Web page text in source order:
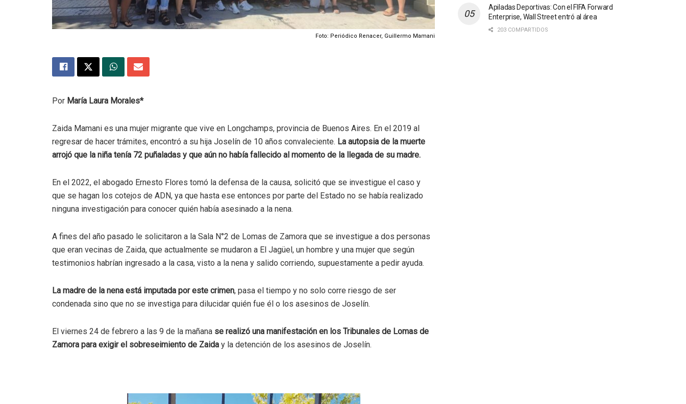
Foto: Periódico Renacer, Guillermo Mamani
Por María Laura Morales*
Zaida Mamani es una mujer migrante que vive en Longchamps, provincia de Buenos Aires. En el 2019 al
regresar de hacer trámites, encontró a su hija Joselín de 10 años convaleciente. La autopsia de la muerte
arrojó que la niña tenía 72 puñaladas y que aún no había fallecido al momento de la llegada de su madre.
En el 2022, el abogado Ernesto Flores tomó la defensa de la causa, solicitó que se investigue el caso y
que se hagan los cotejos de ADN, ya que hasta ese entonces por parte del Estado no se había realizado
ninguna investigación para conocer quién había asesinado a la nena.
A fines del año pasado le solicitaron a la Sala N°2 de Lomas de Zamora que se investigue a dos personas
que eran vecinas de Zaida, que actualmente se mudaron a El Jagüel, un hombre y una mujer que según
testimonios habrían ingresado a la casa, visto a la nena y salido corriendo, supuestamente a pedir ayuda.
La madre de la nena está imputada por este crimen, pasa el tiempo y no solo corre riesgo de ser
condenada sino que no se investiga para dilucidar quién fue él o los asesinos de Joselín.
El viernes 24 de febrero a las 9 de la mañana se realizó una manifestación en los Tribunales de Lomas de
Zamora para exigir el sobreseimiento de Zaida y la detención de los asesinos de Joselín.
Apiladas Deportivas: Con el FIFA Forward
Enterprise, Wall Street entró al área
203 COMPARTIDOS